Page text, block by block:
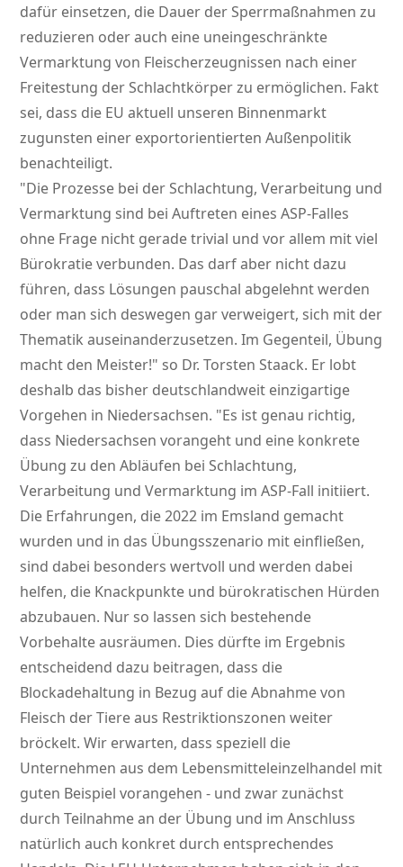
dafür einsetzen, die Dauer der Sperrmaßnahmen zu
reduzieren oder auch eine uneingeschränkte
Vermarktung von Fleischerzeugnissen nach einer
Freitestung der Schlachtkörper zu ermöglichen. Fakt
sei, dass die EU aktuell unseren Binnenmarkt
zugunsten einer exportorientierten Außenpolitik
benachteiligt.
Die Prozesse bei der Schlachtung, Verarbeitung und
Vermarktung sind bei Auftreten eines ASP-Falles
ohne Frage nicht gerade trivial und vor allem mit viel
Bürokratie verbunden. Das darf aber nicht dazu
führen, dass Lösungen pauschal abgelehnt werden
oder man sich deswegen gar verweigert, sich mit der
Thematik auseinanderzusetzen. Im Gegenteil, Übung
macht den Meister! so Dr. Torsten Staack. Er lobt
deshalb das bisher deutschlandweit einzigartige
Vorgehen in Niedersachsen. Es ist genau richtig,
dass Niedersachsen vorangeht und eine konkrete
Übung zu den Abläufen bei Schlachtung,
Verarbeitung und Vermarktung im ASP-Fall initiiert.
Die Erfahrungen, die 2022 im Emsland gemacht
wurden und in das Übungsszenario mit einfließen,
sind dabei besonders wertvoll und werden dabei
helfen, die Knackpunkte und bürokratischen Hürden
abzubauen. Nur so lassen sich bestehende
Vorbehalte ausräumen. Dies dürfte im Ergebnis
entscheidend dazu beitragen, dass die
Blockadehaltung in Bezug auf die Abnahme von
Fleisch der Tiere aus Restriktionszonen weiter
bröckelt. Wir erwarten, dass speziell die
Unternehmen aus dem Lebensmitteleinzelhandel mit
guten Beispiel vorangehen - und zwar zunächst
durch Teilnahme an der Übung und im Anschluss
natürlich auch konkret durch entsprechendes